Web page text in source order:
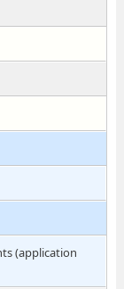
(application